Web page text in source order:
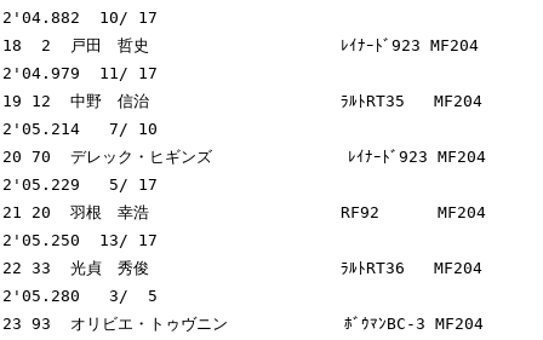
2'04.882  10/ 17
18  2  戸田　哲史　　　　　　          ﾚｲﾅｰﾄﾞ923 MF204
2'04.979  11/ 17
19 12  中野　信治　　　　　　          ﾗﾙﾄRT35   MF204
2'05.214   7/ 10
20 70  デレック・ヒギンズ              ﾚｲﾅｰﾄﾞ923 MF204
2'05.229   5/ 17
21 20  羽根　幸浩　　　　　　          RF92      MF204
2'05.250  13/ 17
22 33  光貞　秀俊　　　　　　          ﾗﾙﾄRT36   MF204
2'05.280   3/  5
23 93  オリビエ・トゥヴニン            ﾎﾞｳﾏﾝBC-3 MF204